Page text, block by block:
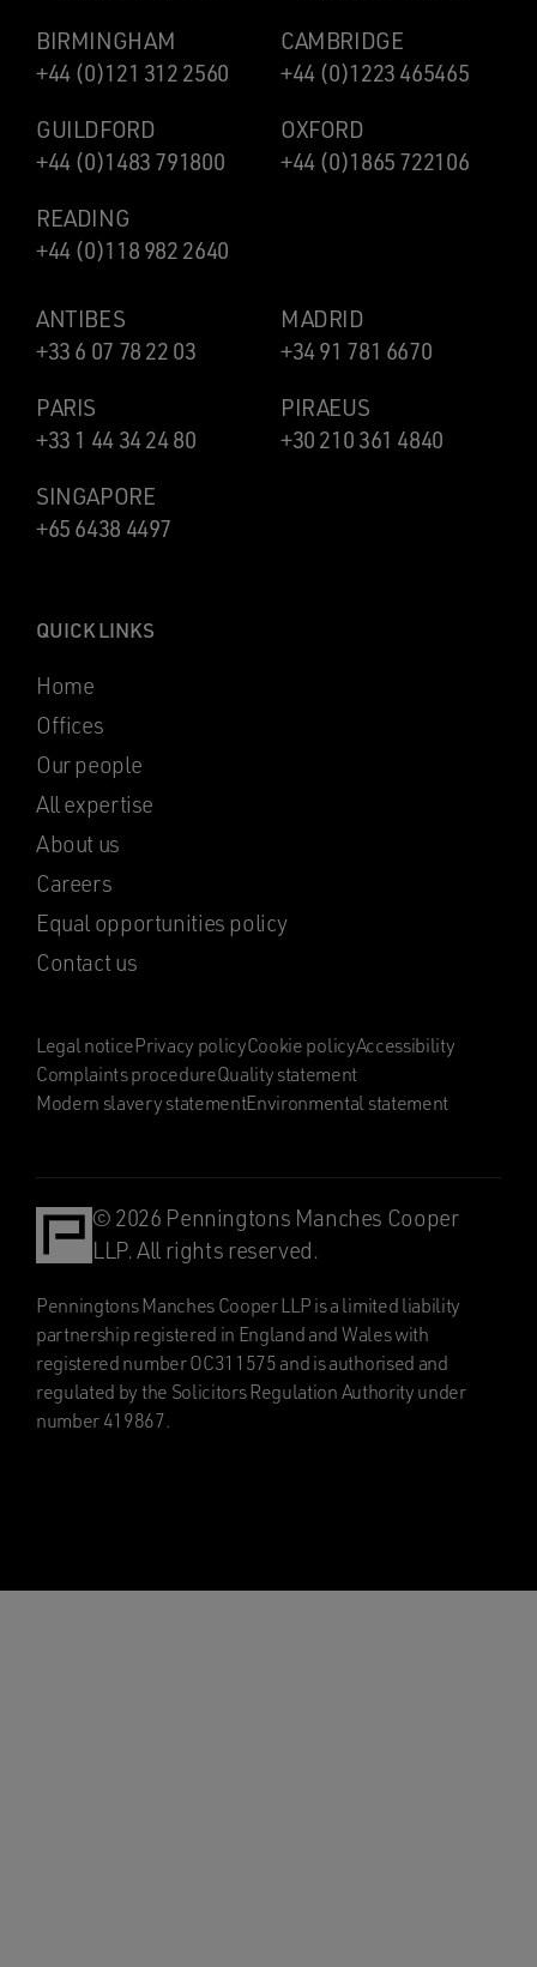
BIRMINGHAM
+44 (0)121 312 2560
CAMBRIDGE
+44 (0)1223 465465
GUILDFORD
+44 (0)1483 791800
OXFORD
+44 (0)1865 722106
READING
+44 (0)118 982 2640
ANTIBES
+33 6 07 78 22 03
MADRID
+34 91 781 6670
PARIS
+33 1 44 34 24 80
PIRAEUS
+30 210 361 4840
SINGAPORE
+65 6438 4497
QUICK LINKS
Home
Offices
Our people
All expertise
About us
Careers
Equal opportunities policy
Contact us
Legal noticePrivacy policyCookie policyAccessibility
Complaints procedureQuality statement
Modern slavery statementEnvironmental statement
© 2026 Penningtons Manches Cooper
LLP. All rights reserved.
Penningtons Manches Cooper LLP is a limited liability
partnership registered in England and Wales with
registered number OC311575 and is authorised and
regulated by the Solicitors Regulation Authority under
number 419867.